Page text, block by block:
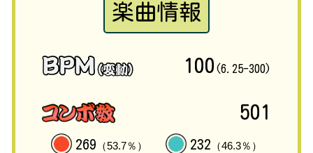
楽曲情報
100 (6.25-300)
501
269 （53.7％） 232 （46.3％）